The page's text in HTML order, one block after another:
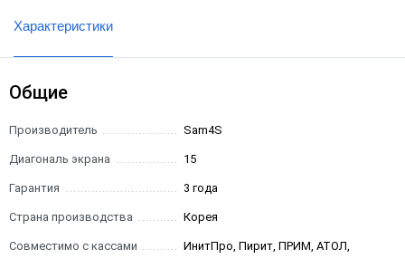
Характеристики
Общие
Производитель Sam4S
Диагональ экрана 15
Гарантия 3 года
Страна производства Корея
Совместимо с кассами
ИнитПро, Пирит, ПРИМ, АТОЛ,